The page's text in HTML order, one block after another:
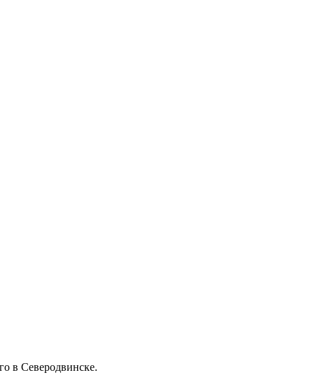
в Северодвинске.